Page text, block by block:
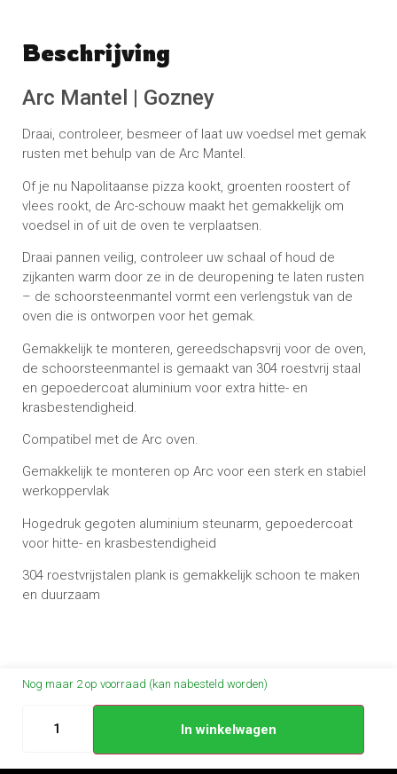
Beschrijving
Arc Mantel | Gozney
Draai, controleer, besmeer of laat uw voedsel met gemak
rusten met behulp van de Arc Mantel.
Of je nu Napolitaanse pizza kookt, groenten roostert of
vlees rookt, de Arc-schouw maakt het gemakkelijk om
voedsel in of uit de oven te verplaatsen.
Draai pannen veilig, controleer uw schaal of houd de
zijkanten warm door ze in de deuropening te laten rusten
– de schoorsteenmantel vormt een verlengstuk van de
oven die is ontworpen voor het gemak.
Gemakkelijk te monteren, gereedschapsvrij voor de oven,
de schoorsteenmantel is gemaakt van 304 roestvrij staal
en gepoedercoat aluminium voor extra hitte- en
krasbestendigheid.
Compatibel met de Arc oven.
Gemakkelijk te monteren op Arc voor een sterk en stabiel
werkoppervlak
Hogedruk gegoten aluminium steunarm, gepoedercoat
voor hitte- en krasbestendigheid
304 roestvrijstalen plank is gemakkelijk schoon te maken
en duurzaam
No reviews found
Nog maar 2 op voorraad (kan nabesteld worden)
In winkelwagen